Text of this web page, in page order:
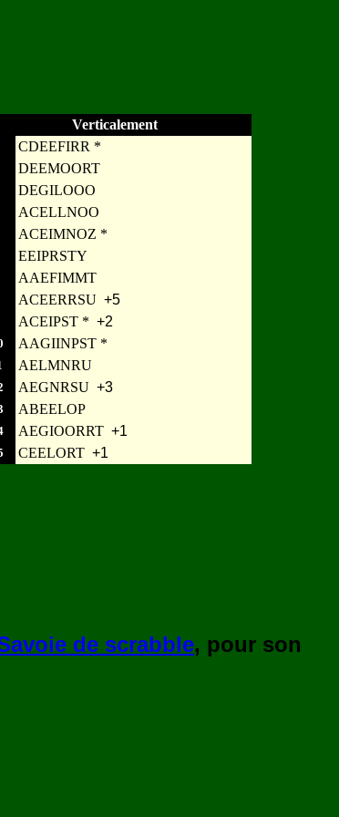
Verticalement
CDEEFIRR *
DEEMOORT
DEGILOOO
ACELLNOO
ACEIMNOZ *
EEIPRSTY
AAEFIMMT
ACEERRSU +5
ACEIPST * +2
AAGIINPST *
AELMNRU
AEGNRSU +3
ABEELOP
AEGIOORRT +1
CEELORT +1
de scrabble, pour son